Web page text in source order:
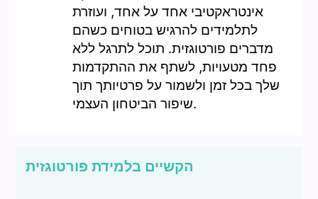
אינטראקטיבי אחד על אחד, ועוזרת
לתלמידים להרגיש בטוחים כשהם
מדברים פורטוגזית. תוכל לתרגל ללא
פחד מטעויות, לשתף את ההתקדמות
שלך בכל זמן ולשמור על פרטיותך תוך
שיפור הביטחון העצמי.
הקשיים בלמידת פורטוגזית